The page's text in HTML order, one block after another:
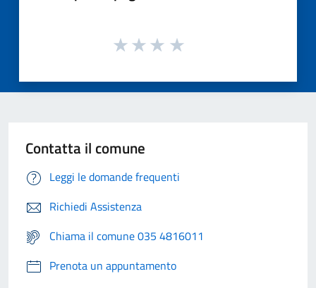
Contatta il comune
Leggi le domande frequenti
Richiedi Assistenza
Chiama il comune 035 4816011
Prenota un appuntamento